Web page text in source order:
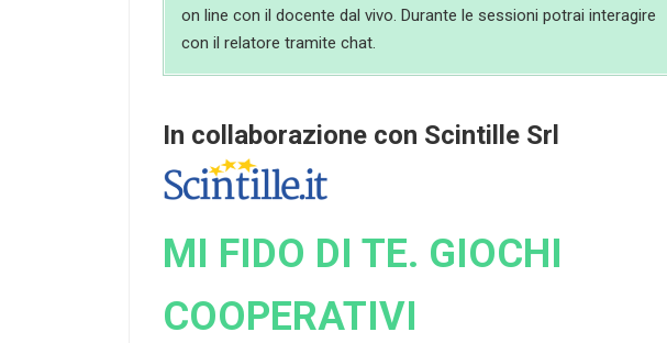
on line con il docente dal vivo. Durante le sessioni potrai interagire
con il relatore tramite chat.
In collaborazione con Scintille Srl
MI FIDO DI TE. GIOCHI
COOPERATIVI